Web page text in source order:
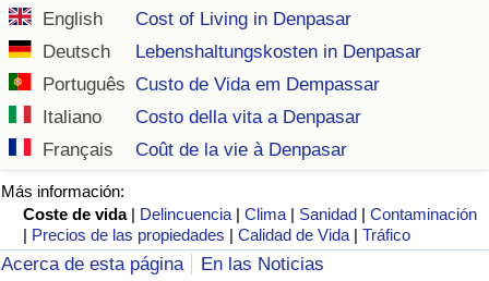
English
Cost of Living in Denpasar
Deutsch
Lebenshaltungskosten in Denpasar
Português Custo de Vida em Dempassar
Italiano
Costo della vita a Denpasar
Français
Coût de la vie à Denpasar
Más información:
Coste de vida | Delincuencia |Clima | Sanidad |Contaminación
| Precios de las propiedades |Calidad de Vida |Tráfico
Acerca de esta página En las Noticias